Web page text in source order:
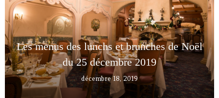
Les menus des lunchs et brunches de Noël
du 25 décembre 2019
décembre 18, 2019